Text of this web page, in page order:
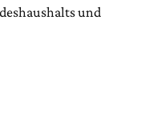
und